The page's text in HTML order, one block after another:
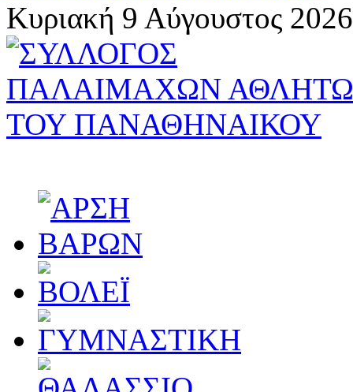
Κυριακή 9 Αύγουστος